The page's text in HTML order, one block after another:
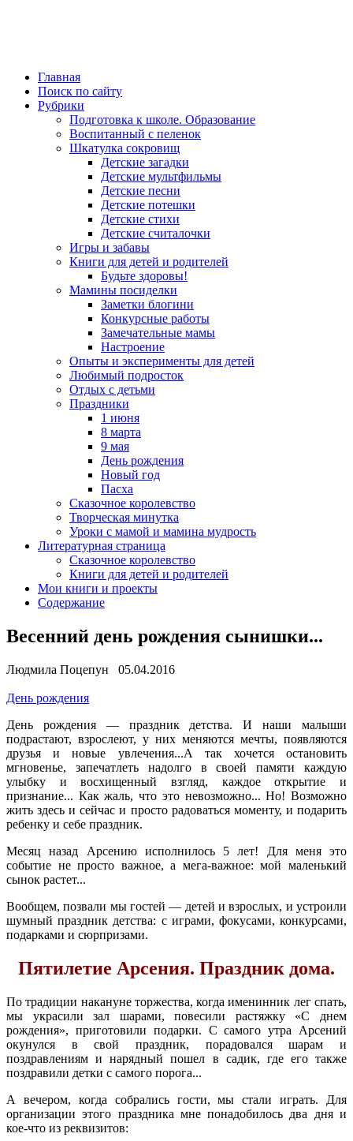
Главная
Поиск по сайту
Рубрики
Подготовка к школе. Образование
Воспитанный с пеленок
Шкатулка сокровищ
Детские загадки
Детские мультфильмы
Детские песни
Детские потешки
Детские стихи
Детские считалочки
Игры и забавы
Книги для детей и родителей
Будьте здоровы!
Мамины посиделки
Заметки блогини
Конкурсные работы
Замечательные мамы
Настроение
Опыты и эксперименты для детей
Любимый подросток
Отдых с детьми
Праздники
1 июня
8 марта
9 мая
День рождения
Новый год
Пасха
Сказочное королевство
Творческая минутка
Уроки с мамой и мамина мудрость
Литературная страница
Сказочное королевство
Книги для детей и родителей
Мои книги и проекты
Содержание
Весенний день рождения сынишки...
Людмила Поцепун 05.04.2016
День рождения
День рождения — праздник детства. И наши малыши
подрастают, взрослеют, у них меняются мечты, появляются
друзья и новые увлечения...А так хочется остановить
мгновенье, запечатлеть надолго в своей памяти каждую
улыбку и восхищенный взгляд, каждое открытие и
признание... Как жаль, что это невозможно... Но! Возможно
жить здесь и сейчас и просто радоваться моменту, и подарить
ребенку и себе праздник.
Месяц назад Арсению исполнилось 5 лет! Для меня это
событие не просто важное, а мега-важное: мой маленький
сынок растет...
Вообщем, позвали мы гостей — детей и взрослых, и устроили
шумный праздник детства: с играми, фокусами, конкурсами,
подарками и сюрпризами.
Пятилетие Арсения. Праздник дома.
По традиции накануне торжества, когда именинник лег спать,
мы украсили зал шарами, повесили растяжку «С днем
рождения», приготовили подарки. С самого утра Арсений
окунулся в свой праздник, порадовался шарам и
поздравлениям и нарядный пошел в садик, где его также
поздравили детки с самого порога...
А вечером, когда собрались гости, мы стали играть. Для
организации этого праздника мне понадобилось два дня и
кое-что из реквизитов: